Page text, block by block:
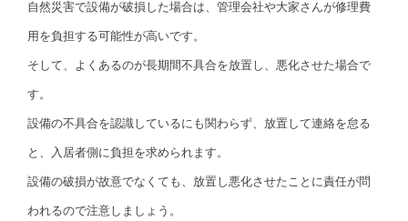
自然災害で設備が破損した場合は、管理会社や大家さんが修理費
用を負担する可能性が高いです。
そして、よくあるのが長期間不具合を放置し、悪化させた場合で
す。
設備の不具合を認識しているにも関わらず、放置して連絡を怠る
と、入居者側に負担を求められます。
設備の破損が故意でなくても、放置し悪化させたことに責任が問
われるので注意しましょう。